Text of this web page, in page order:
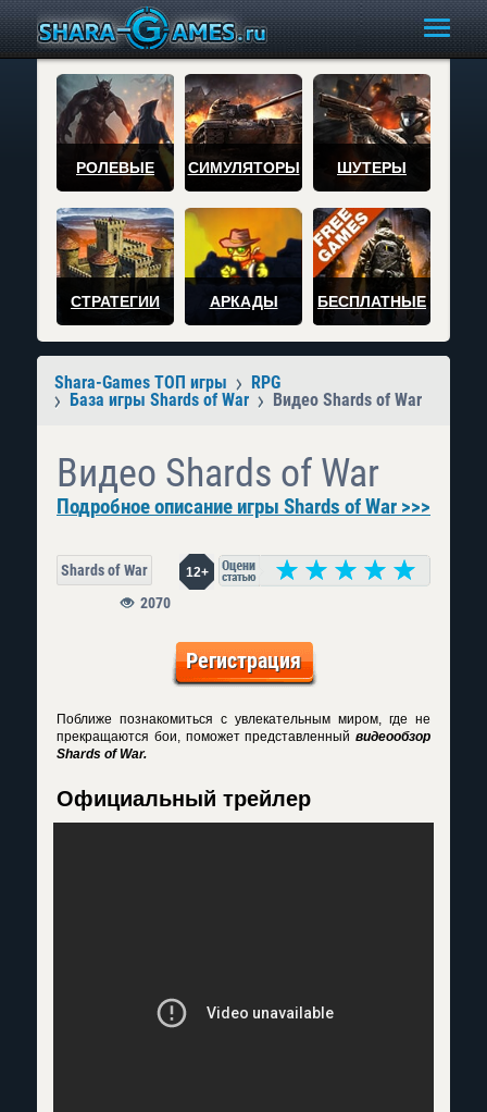
РОЛЕВЫЕ СИМУЛЯТОРЫ ШУТЕРЫ
СТРАТЕГИИ АРКАДЫ БЕСПЛАТНЫЕ
Shara-Games ТОП игры
RPG
База игры Shards of War
Видео Shards of War
Видео Shards of War
Подробное описание игры Shards of War >>>
Shards of War 12+
2070
Регистрация
Поближе познакомиться с увлекательным миром, где не
прекращаются бои, поможет представленный видеообзор
Shards of War.
Официальный трейлер